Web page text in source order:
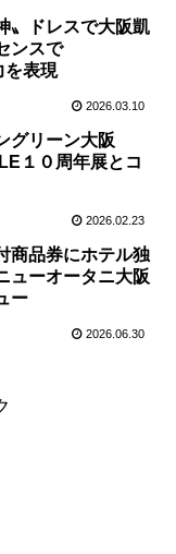
〟ドレスで大阪凱
ンスで
を表現
2026.03.10
グリーン大阪
１０周年展とコ
2026.02.23
商品券にホテル独
ーオータニ大阪
ー
2026.06.30